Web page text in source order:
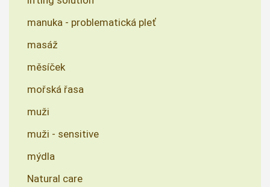
manuka - problematická pleť
masáž
měsíček
mořská řasa
muži
muži - sensitive
mýdla
Natural care